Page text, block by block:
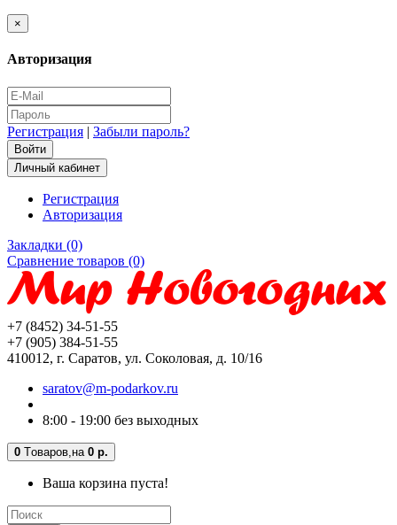
×
Авторизация
Регистрация | Забыли пароль?
Личный кабинет
Регистрация
Авторизация
Закладки (0)
Сравнение товаров (0)
+7 (8452) 34-51-55
+7 (905) 384-51-55
410012, г. Саратов, ул. Соколовая, д. 10/16
saratov@m-podarkov.ru
8:00 - 19:00 без выходных
0 Tоваров, на 0 р.
Ваша корзина пуста!